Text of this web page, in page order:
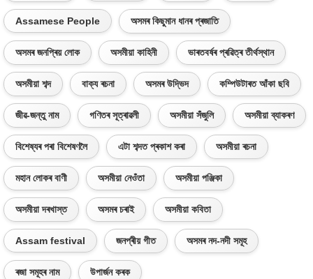
Assamese People অসমৰ কিছুমান ধানৰ প্ৰজাতি
অসমৰ জনপ্ৰিয় লোক অসমীয়া কাহিনী ভাৰতবৰ্ষৰ প্ৰৱিত্ৰ তীৰ্থস্থান
অসমীয়া শব্দ বাক্য ৰচনা অসমৰ উদ্ভিদ কম্পিউটাৰত আঁকা ছবি
জীৱ-জন্তু নাম গণিতৰ সূত্ৰাৱলী অসমীয়া সঁজুলি অসমীয়া ব্যাকৰণ
বিশেষ্যৰ পৰা বিশেষণলৈ এটা শব্দত প্ৰকাশ কৰা অসমীয়া ৰচনা
মহান লোকৰ বাণী অসমীয়া নেওঁতা অসমীয়া পঞ্জিকা
অসমীয়া দৰখাস্ত অসমৰ চৰাই অসমীয়া কবিতা
Assam festival জনপ্ৰীয় গীত অসমৰ নদ-নদী সমূহ
ৰজা সমূহৰ নাম উপাৰ্জন কৰক